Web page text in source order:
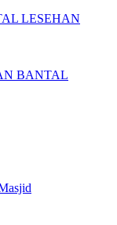
LESEHAN
BANTAL